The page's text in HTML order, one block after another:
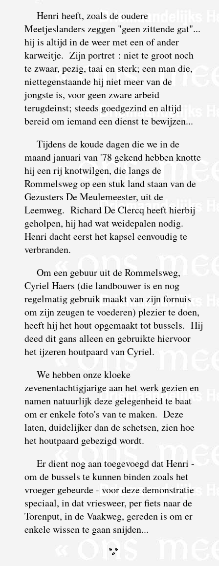
Henri heeft, zoals de oudere
Meetjeslanders zeggen "geen zittende gat"...
hij is altijd in de weer met een of ander
karweitje. Zijn portret : niet te groot noch
te zwaar, pezig, taai en sterk; een man die,
niettegenstaande hij niet meer van de
jongste is, voor geen zwarearbeid
terugdeinst; steeds goedgezind en altijd
bereid om iemand een dienst te bewijzen...
Tijdens de koude dagen die we in de
maand januari van '78 gekend hebben knotte
hij een rij knotwilgen, die langs de
Rommelsweg op een stuk land staan van de
Gezusters De Meulemeester, uit de
Leemweg. Richard De Clercq heeft hierbij
geholpen, hij had wat weidepalen nodig.
Henri dacht eerst het kapsel eenvoudig te
verbranden.
Om een gebuur uit de Rommelsweg,
Cyriel Haers (die landbouwer is en nog
regelmatig gebruik maakt van zijn fornuis
om zijn zeugen te voederen) plezier te doen,
heeft hij het hout opgemaakt tot bussels. Hij
deed dit gans alleen en gebruikte hiervoor
het ijzeren houtpaard van Cyriel.
We hebben onze kloeke
zevenentachtigjarige aan het werk gezien en
namen natuurlijk deze gelegenheid te baat
om er enkele foto's van te maken. Deze
laten, duidelijker dan de schetsen, zien hoe
het houtpaard gebezigd wordt.
Er dient nog aan toegevoegd dat Henri -
om de bussels te kunnen binden zoals het
vroeger gebeurde - voor deze demonstratie
speciaal, in dat vriesweer, per fiets naar de
Torenput, in de Vaakweg, gereden is om er
enkele wissen te gaan snijden...